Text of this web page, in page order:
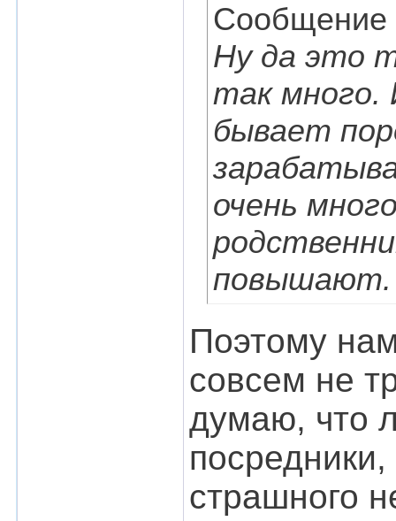
Сообщение
Ну да это
так много.
бывает
очень
повышают.
Поэтому
совсем не
думаю, что
страшного